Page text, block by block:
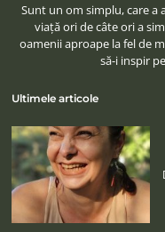
Sunt un om simplu, care a
viaţă ori de câte ori a
oamenii aproape la fel de
să-i inspir
Ultimele articole